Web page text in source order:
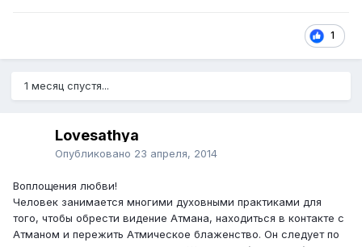
1
1 месяц спустя...
Lovesathya
Опубликовано 23 апреля, 2014
Воплощения любви!
Человек занимается многими духовными практиками для
того, чтобы обрести видение Атмана, находиться в контакте с
Атманом и пережить Атмическое блаженство. Он следует по